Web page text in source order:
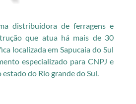
distribuidora de ferragens e
que atua há mais de 30
localizada em Sapucaia do Sul
especializado para CNPJ e
do Rio grande do Sul.